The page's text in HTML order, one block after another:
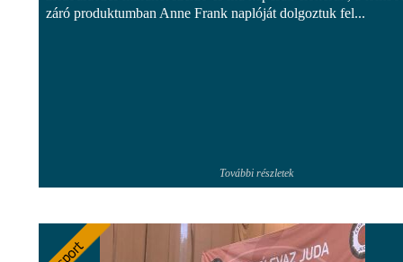
záró produktumban Anne Frank naplóját dolgoztuk fel...
További részletek